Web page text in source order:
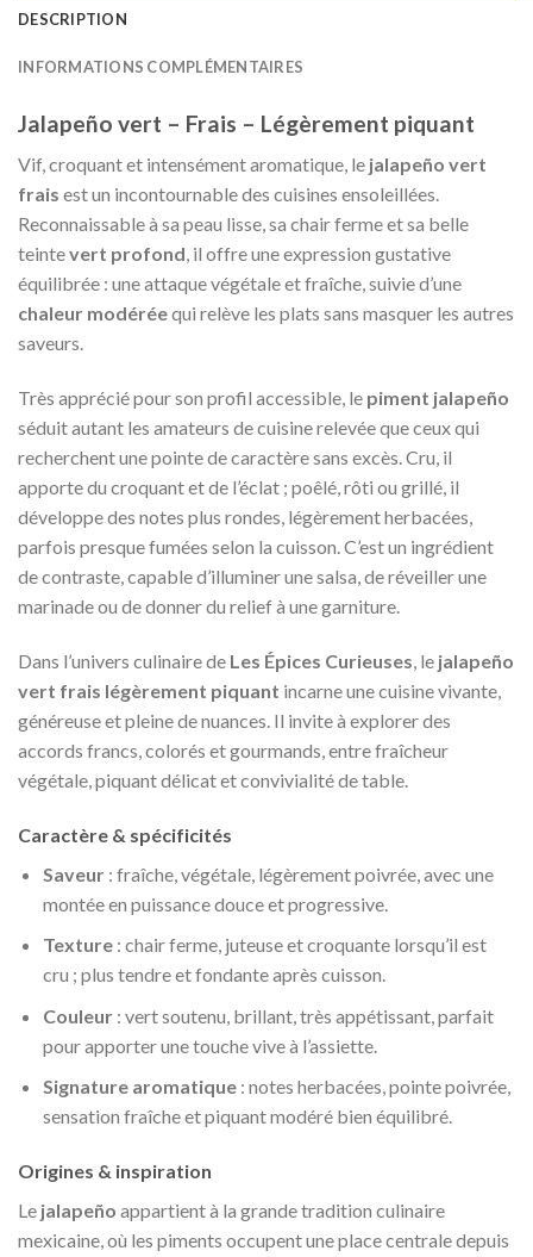
DESCRIPTION
INFORMATIONS COMPLÉMENTAIRES
Jalapeño vert – Frais – Légèrement piquant
Vif, croquant et intensément aromatique, le jalapeño vert
frais est un incontournable des cuisines ensoleillées.
Reconnaissable à sa peau lisse, sa chair ferme et sa belle
teintevert profond, il offre une expression gustative
équilibrée : une attaque végétale et fraîche, suivie d’une
chaleur modéréequi relève les plats sans masquer les autres
saveurs.
Très apprécié pour son profil accessible, le piment jalapeño
séduit autant les amateurs de cuisine relevée que ceux qui
recherchent une pointe de caractère sans excès. Cru, il
apporte du croquant et de l’éclat ; poêlé, rôti ou grillé, il
développe des notes plus rondes, légèrement herbacées,
parfois presque fumées selon la cuisson. C’est un ingrédient
de contraste, capable d’illuminer une salsa, de réveiller une
marinade ou de donner du relief à une garniture.
Dans l’univers culinaire de Les Épices Curieuses , le jalapeño
vert frais légèrement piquant incarne une cuisine vivante,
généreuse et pleine de nuances. Il invite à explorer des
accords francs, colorés et gourmands, entre fraîcheur
végétale, piquant délicat et convivialité de table.
Caractère & spécificités
Saveur: fraîche, végétale, légèrement poivrée, avec une
montée en puissance douce et progressive.
Texture: chair ferme, juteuse et croquante lorsqu’il est
cru ; plus tendre et fondante après cuisson.
Couleur: vert soutenu, brillant, très appétissant, parfait
pour apporter une touche vive à l’assiette.
Signature aromatique: notes herbacées, pointe poivrée,
sensation fraîche et piquant modéré bien équilibré.
Origines & inspiration
Le jalapeño appartient à la grande tradition culinaire
mexicaine, où les piments occupent une place centrale depuis